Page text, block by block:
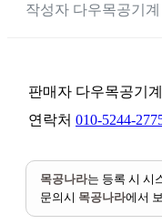
작성자 다우목공기계
판매자 다우목공기계
연락처 010-5244-
목공나라는 등록 시 시
문의시 목공나라에서